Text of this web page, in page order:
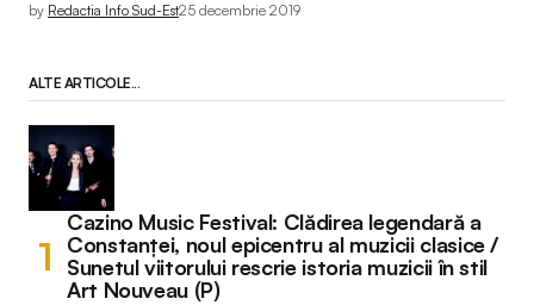
by Redactia Info Sud-Est25 decembrie 2019
ALTE ARTICOLE...
Cazino Music Festival: Clădirea legendară a
Constanței, noul epicentru al muzicii clasice /
Sunetul viitorului rescrie istoria muzicii în stil
Art Nouveau (P)